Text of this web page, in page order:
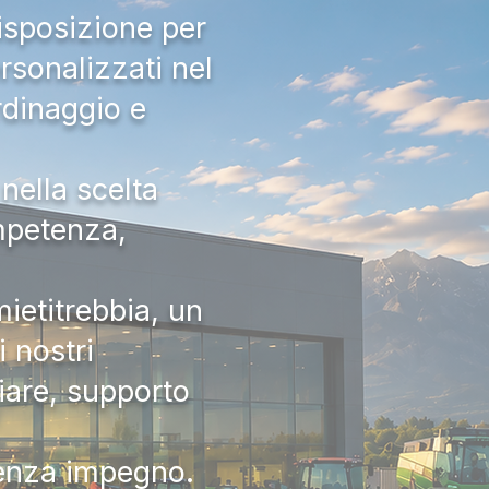
per
nel
e
scelta
un
nostri
supporto
impegno.